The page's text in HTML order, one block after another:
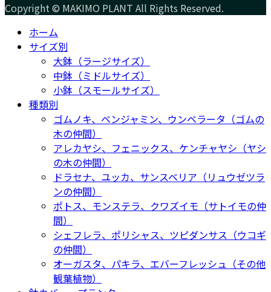
Copyright © MAKIMO PLANT All Rights Reserved.
ホーム
サイズ別
大鉢（ラージサイズ）
中鉢（ミドルサイズ）
小鉢（スモールサイズ）
種類別
ゴムノキ、ベンジャミン、ウンベラータ（ゴムの
木の仲間）
アレカヤシ、フェニックス、ケンチャヤシ（ヤシ
の木の仲間）
ドラセナ、ユッカ、サンスベリア（リュウゼツラ
ンの仲間）
ポトス、モンステラ、クワズイモ（サトイモの仲
間）
シェフレラ、ポリシャス、ツピダンサス（ウコギ
の仲間）
オーガスタ、パキラ、エバーフレッシュ（その他
観葉植物）